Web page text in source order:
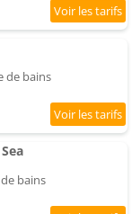
de bains
bains